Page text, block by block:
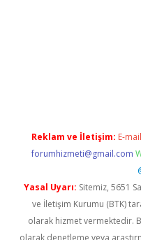
Reklam ve İletişim: E-
forumhizmeti@gmail.com
Yasal Uyarı: Sitemiz, 5651
ve İletişim Kurumu (BTK)
olarak hizmet vermektedir.
olarak denetleme veya